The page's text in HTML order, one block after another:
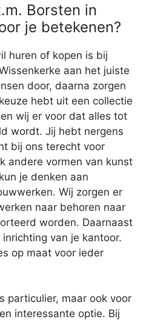
Borsten in
je betekenen?
huren of kopen is bij
aan het juiste
door, daarna zorgen
hebt uit een collectie
wij er voor dat alles tot
wordt. Jij hebt nergens
bij ons terecht voor
andere vormen van kunst
je denken aan
Wij zorgen er
naar behoren naar
worden. Daarnaast
van je kantoor.
op maat voor ieder
particulier, maar ook voor
interessante optie. Bij